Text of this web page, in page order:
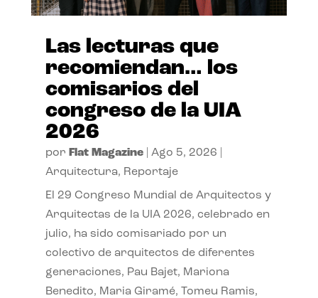
Las lecturas que
recomiendan… los
comisarios del
congreso de la UIA
2026
por Flat Magazine| Ago 5, 2026
Arquitectura, Reportaje
El 29 Congreso Mundial de Arquitectos y
Arquitectas de la UIA 2026, celebrado en
julio, ha sido comisariado por un
colectivo de arquitectos de diferentes
generaciones, Pau Bajet, Mariona
Benedito, Maria Giramé, Tomeu Ramis,